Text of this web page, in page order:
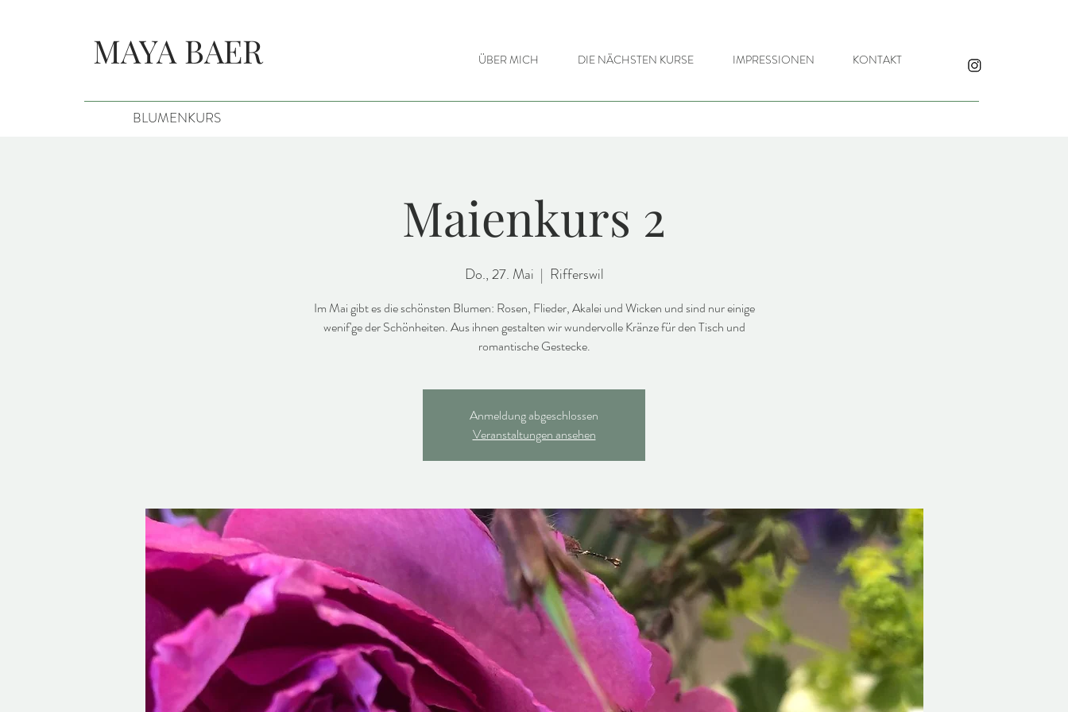
MAYA BAER ÜBER MICH DIE NÄCHSTEN KURSE IMPRESSIONEN KONTAKT
BLUMENKURS
Maienkurs 2
Do., 27. Mai
  |
Rifferswil
Im Mai gibt es die schönsten Blumen: Rosen, Flieder, Akalei und Wicken und sind nur einige
wenif'ge der Schönheiten. Aus ihnen gestalten wir wundervolle Kränze für den Tisch und
romantische Gestecke.
Anmeldung abgeschlossen
Veranstaltungen ansehen